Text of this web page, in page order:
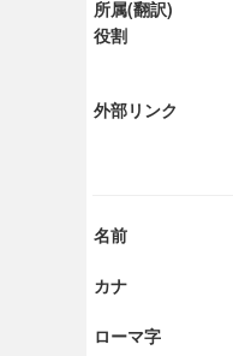
所属(翻訳)
役割
外部リンク
名前
カナ
ローマ字